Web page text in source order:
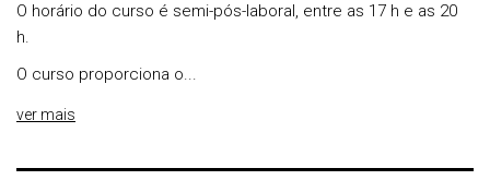
O horário do curso é semi-pós-laboral, entre as 17 h e as 20
h.
O curso proporciona o...
ver mais